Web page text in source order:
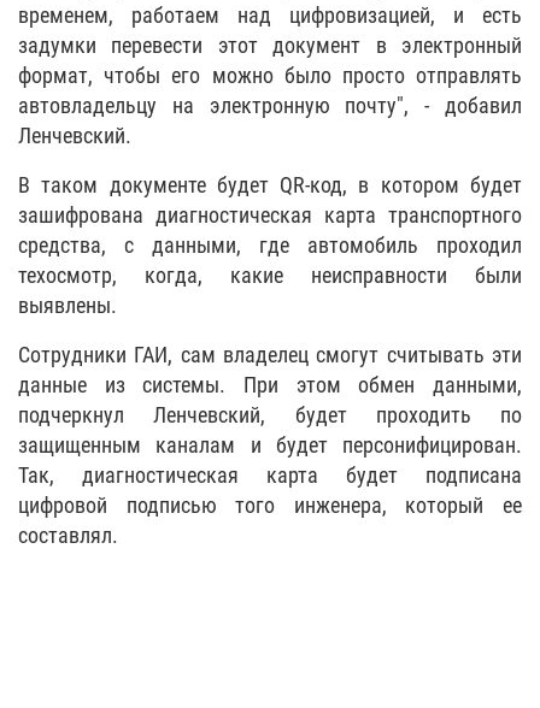
временем, работаем над цифровизацией, и есть
задумки перевести этот документ в электронный
формат, чтобы его можно было просто отправлять
автовладельцу на электронную почту", - добавил
Ленчевский.
В таком документе будет QR-код, в котором будет
зашифрована диагностическая карта транспортного
средства, с данными, где автомобиль проходил
техосмотр, когда, какие неисправности были
выявлены.
Сотрудники ГАИ, сам владелец смогут считывать эти
данные из системы. При этом обмен данными,
подчеркнул Ленчевский, будет проходить по
защищенным каналам и будет персонифицирован.
Так, диагностическая карта будет подписана
цифровой подписью того инженера, который ее
составлял.